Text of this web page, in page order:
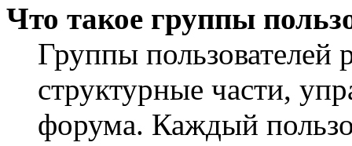
Что такое группы
Группы пользователей
структурные части,
форума. Каждый